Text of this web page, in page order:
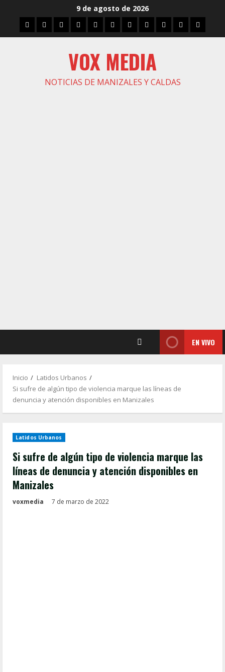
contenido
9 de agosto de 2026
InicioCaldasManizales
PolíticaMunicipios
Vías
Zona
Verde
Caricatura
ConarteCrónicas
VOX MEDIA
NOTICIAS DE MANIZALES Y CALDAS
EN VIVO
Inicio
Latidos Urbanos
Si sufre de algún tipo de violencia marque las líneas de
denuncia y atención disponibles en Manizales
Latidos Urbanos
Si sufre de algún tipo de violencia marque las
líneas de denuncia y atención disponibles en
Manizales
voxmedia 7 de marzo de 2022